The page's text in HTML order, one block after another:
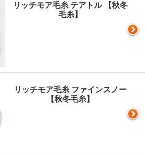
リッチモア毛糸 テアトル 【秋冬
毛糸】
リッチモア毛糸 ファインスノー
【秋冬毛糸】